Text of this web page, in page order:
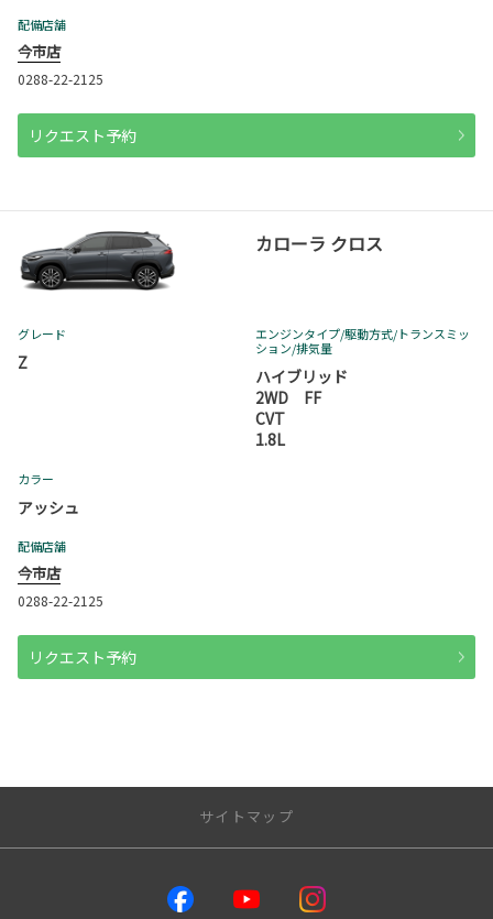
配備店舗
今市店
0288-22-2125
リクエスト予約
カローラ クロス
グレード
Z
エンジンタイプ/駆動方式/トランスミッ
ション/排気量
ハイブリッド
2WD FF
CVT
1.8L
カラー
アッシュ
配備店舗
今市店
0288-22-2125
リクエスト予約
サイトマップ